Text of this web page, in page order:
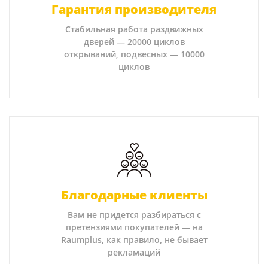
Гарантия производителя
Стабильная работа раздвижных
дверей — 20000 циклов
открываний, подвесных — 10000
циклов
Благодарные клиенты
Вам не придется разбираться с
претензиями покупателей — на
Raumplus, как правило, не бывает
рекламаций